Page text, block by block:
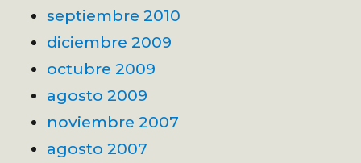
septiembre 2010
diciembre 2009
octubre 2009
agosto 2009
noviembre 2007
agosto 2007